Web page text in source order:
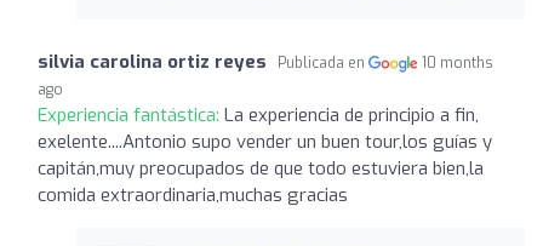
silvia carolina ortiz reyes Publicada en
10 months
ago
Experiencia fantástica: La experiencia de principio a fin,
exelente....Antonio supo vender un buen tour,los guías y
capitán,muy preocupados de que todo estuviera bien,la
comida extraordinaria,muchas gracias